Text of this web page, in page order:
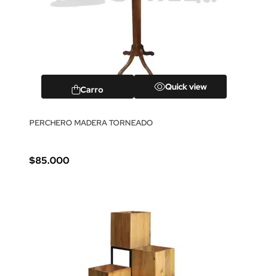
Carro Quick view
PERCHERO MADERA TORNEADO
$85.000